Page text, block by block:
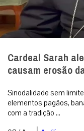
Cardeal Sarah
causam erosão
Sinodalidade sem
elementos pagãos,
com a tradição ...